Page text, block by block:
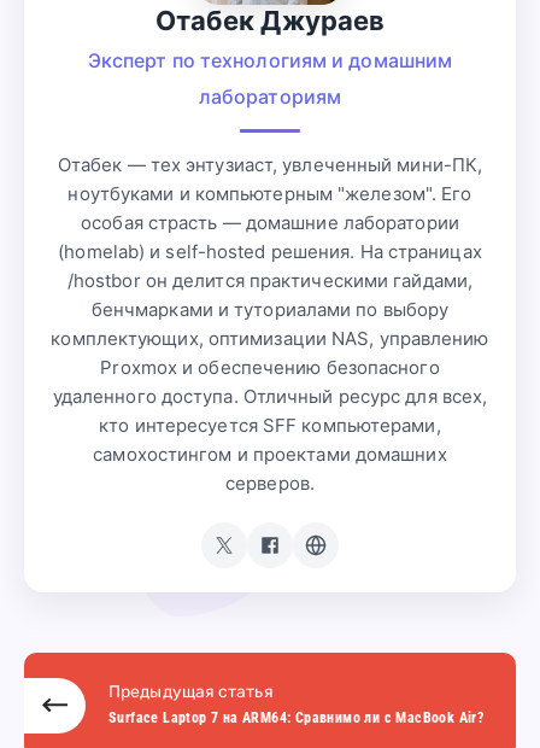
Отабек Джураев
Эксперт по технологиям и домашним
лабораториям
Отабек — тех энтузиаст, увлеченный мини-ПК,
ноутбуками и компьютерным "железом". Его
особая страсть — домашние лаборатории
(homelab) и self-hosted решения. На страницах
/hostbor он делится практическими гайдами,
бенчмарками и туториалами по выбору
комплектующих, оптимизации NAS, управлению
Proxmox и обеспечению безопасного
удаленного доступа. Отличный ресурс для всех,
кто интересуется SFF компьютерами,
самохостингом и проектами домашних
серверов.
Предыдущая статья
Surface Laptop 7 на ARM64: Сравнимо ли с MacBook Air?